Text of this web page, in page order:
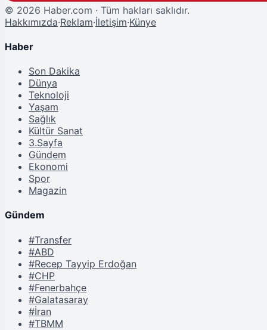
© 2026 Haber.com · Tüm hakları saklıdır.
Hakkımızda·Reklam·İletişim·Künye
Haber
Son Dakika
Dünya
Teknoloji
Yaşam
Sağlık
Kültür Sanat
3.Sayfa
Gündem
Ekonomi
Spor
Magazin
Gündem
#Transfer
#ABD
#Recep Tayyip Erdoğan
#CHP
#Fenerbahçe
#Galatasaray
#İran
#TBMM